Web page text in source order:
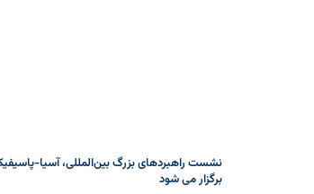
نشست راهبردهای بزرگ بین‌المللی، آسیا-
برگزار می شود